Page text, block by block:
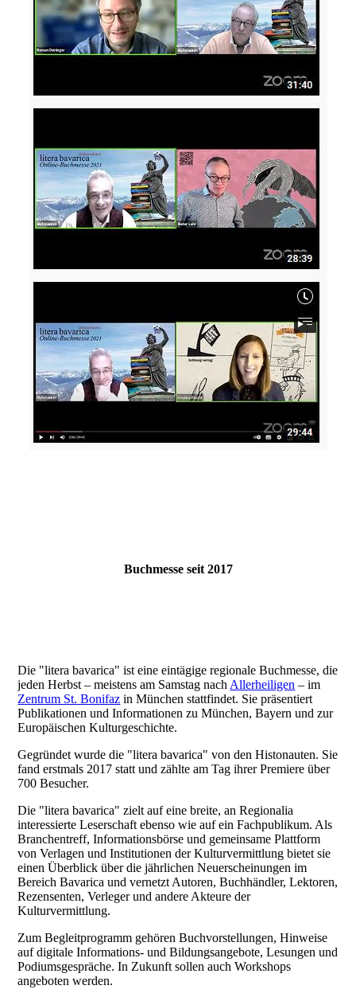
Buchmesse seit 2017
Die "litera bavarica" ist eine eintägige regionale Buchmesse, die
jeden Herbst – meistens am Samstag nach Allerheiligen – im
Zentrum St. Bonifaz in München stattfindet. Sie präsentiert
Publikationen und Informationen zu München, Bayern und zur
Europäischen Kulturgeschichte.
Gegründet wurde die "litera bavarica" von den Histonauten. Sie
fand erstmals 2017 statt und zählte am Tag ihrer Premiere über
700 Besucher.
Die "litera bavarica" zielt auf eine breite, an Regionalia
interessierte Leserschaft ebenso wie auf ein Fachpublikum. Als
Branchentreff, Informationsbörse und gemeinsame Plattform
von Verlagen und Institutionen der Kulturvermittlung bietet sie
einen Überblick über die jährlichen Neuerscheinungen im
Bereich Bavarica und vernetzt Autoren, Buchhändler, Lektoren,
Rezensenten, Verleger und andere Akteure der
Kulturvermittlung.
Zum Begleitprogramm gehören Buchvorstellungen, Hinweise
auf digitale Informations- und Bildungsangebote, Lesungen und
Podiumsgespräche. In Zukunft sollen auch Workshops
angeboten werden.